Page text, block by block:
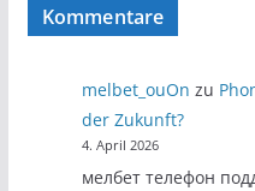
Kommentare
melbet_ouOn zu
der Zukunft?
4. April 2026
мелбет телефон